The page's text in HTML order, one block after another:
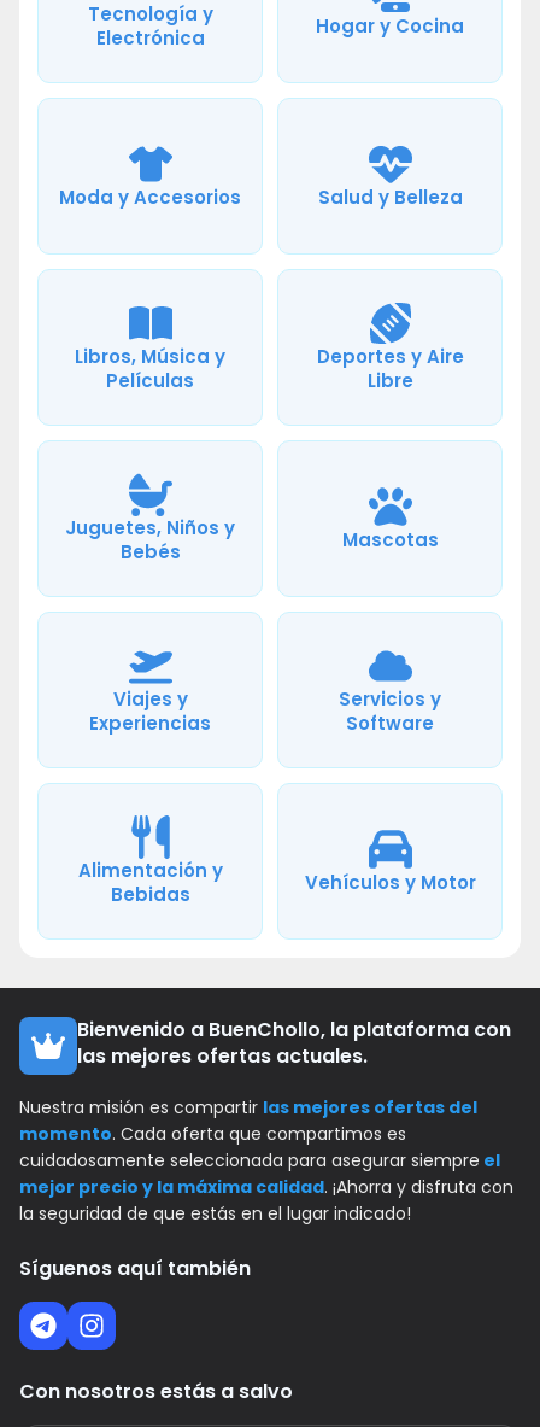
Tecnología y
Electrónica
Hogar y Cocina
Moda y Accesorios Salud y Belleza
Libros, Música y
Películas
Deportes y Aire
Libre
Juguetes, Niños y
Bebés
Mascotas
Viajes y
Experiencias
Servicios y
Software
Alimentación y
Bebidas
Vehículos y Motor
Bienvenido a BuenChollo, la plataforma con
las mejores ofertas actuales.
Nuestra misión es compartir las mejores ofertas del
momento. Cada oferta que compartimos es
cuidadosamente seleccionada para asegurar siempre el
mejor precio y la máxima calidad. ¡Ahorra y disfruta con
la seguridad de que estás en el lugar indicado!
Síguenos aquí también
Con nosotros estás a salvo